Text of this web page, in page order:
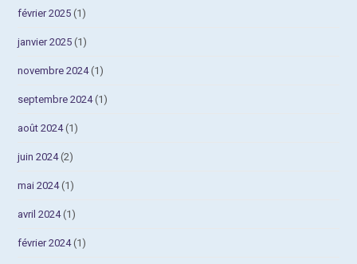
février 2025 (1)
janvier 2025 (1)
novembre 2024(1)
septembre 2024(1)
août 2024(1)
juin 2024(2)
mai 2024(1)
avril 2024(1)
février 2024(1)